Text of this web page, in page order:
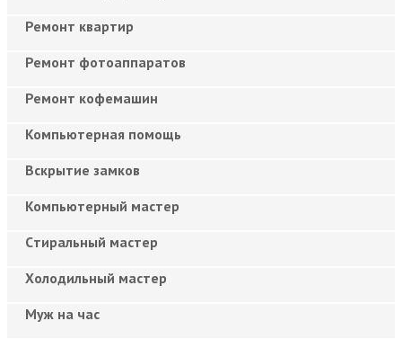
Ремонт квартир
Ремонт фотоаппаратов
Ремонт кофемашин
Компьютерная помощь
Вскрытие замков
Компьютерный мастер
Cтиральный мастер
Холодильный мастер
Муж на час